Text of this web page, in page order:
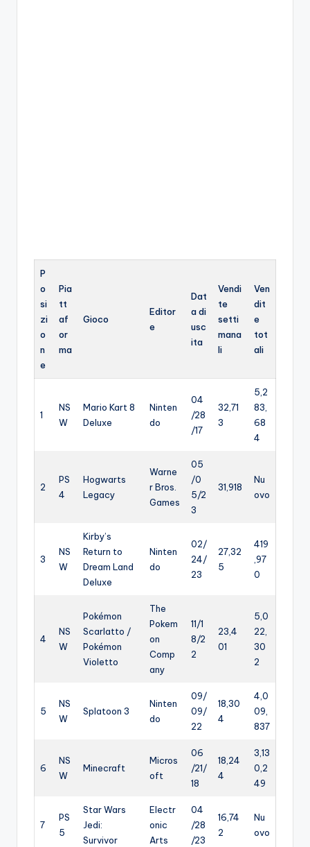
P
o
si
zi
o
n
e
Pia
tt
af
or
ma
Gioco
Editor
e
Dat
a di
usc
ita
Vendi
te
setti
mana
li
Ven
dit
e
tot
ali
1
NS
W
Mario Kart 8
Deluxe
Ninten
do
04
/28
/17
32,71
3
5,2
83,
68
4
2
PS
4
Hogwarts
Legacy
Warne
r Bros.
Games
05
/0
5/2
3
31,918
Nu
ovo
3
NS
W
Kirby’s
Return to
Dream Land
Deluxe
Ninten
do
02/
24/
23
27,32
5
419
,97
0
4
NS
W
Pokémon
Scarlatto /
Pokémon
Violetto
The
Pokem
on
Comp
any
11/1
8/2
2
23,4
01
5,0
22,
30
2
5
NS
W
Splatoon 3
Ninten
do
09/
09/
22
18,30
4
4,0
09,
837
6
NS
W
Minecraft
Micros
oft
06
/21/
18
18,24
4
3,13
0,2
49
7
PS
5
Star Wars
Jedi:
Survivor
Electr
onic
Arts
04
/28
/23
16,74
2
Nu
ovo